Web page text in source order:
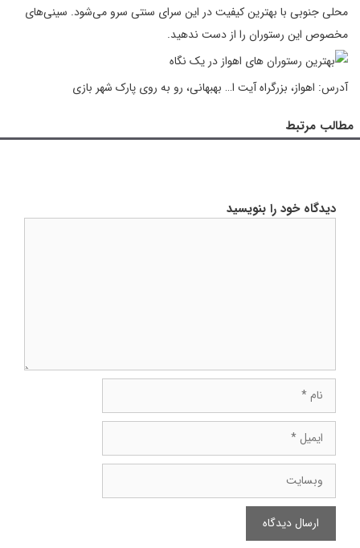
محلی جنوبی با بهترین کیفیت در این سرای سنتی سرو می‌شود. سینی‌های
مخصوص این رستوران را از دست ندهید.
آدرس: اهواز، بزرگراه آیت ا… بهبهانی، رو به روی پارک شهر بازی
مطالب مرتبط
دیدگاه خود را بنویسید
ایمیل
وبسایت